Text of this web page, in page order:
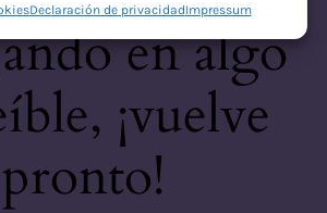
Declaración de privacidadImpressum
en algo
¡vuelve
pronto!